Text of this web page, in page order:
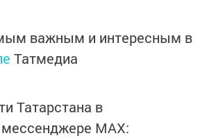
важным и интересным в
Татмедиа
Татарстана в
MАХ: